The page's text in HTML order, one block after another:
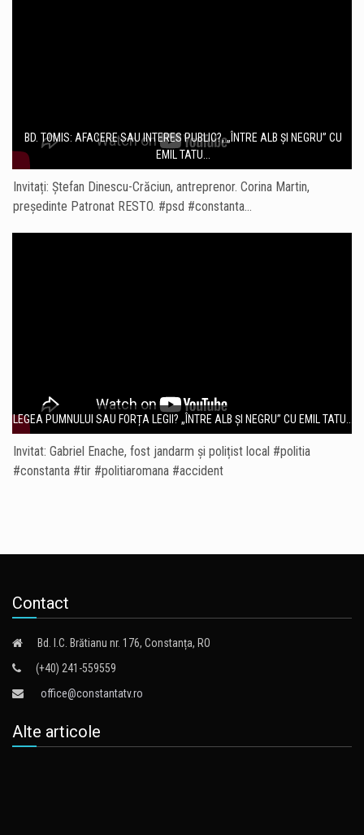
BD. TOMIS: AFACERE SAU INTERES PUBLIC?, „ÎNTRE ALB ȘI NEGRU” CU
EMIL TATU...
Invitați: Ștefan Dinescu-Crăciun, antreprenor. Corina Martin,
președinte Patronat RESTO. #psd #constanta…
LEGEA PUMNULUI SAU FORȚA LEGII? „ÎNTRE ALB ȘI NEGRU” CU EMIL TATU...
Invitat: Gabriel Enache, fost jandarm și polițist local #politia
#constanta #tir #politiaromana #accident
Contact
Bd. I.C. Brătianu nr. 176, Constanța, RO
(+40) 241-559559
office@constantatv.ro
Alte articole